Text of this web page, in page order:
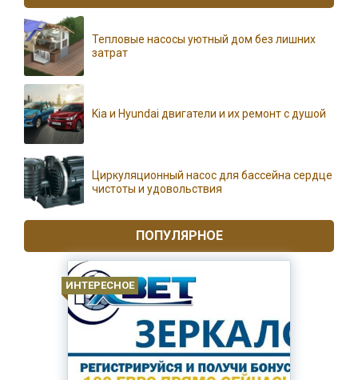
Тепловые насосы уютный дом без лишних
затрат
Kia и Hyundai двигатели и их ремонт с душой
Циркуляционный насос для бассейна сердце
чистоты и удовольствия
ПОПУЛЯРНОЕ
ИНТЕРЕСНОЕ